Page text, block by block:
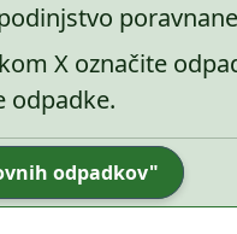
X označite
odpadke.
odpadkov"